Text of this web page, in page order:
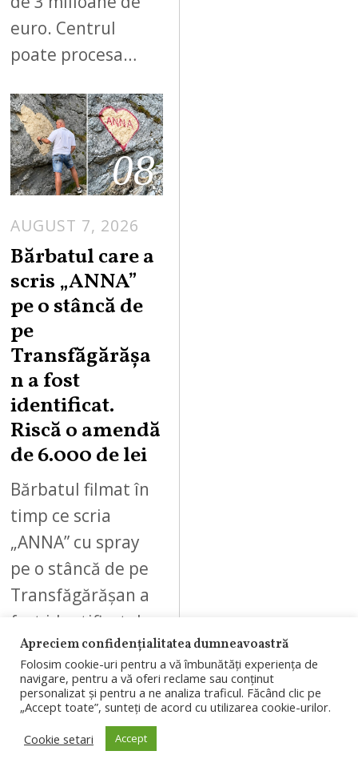
euro. Centrul
poate procesa…
08
AUGUST 7, 2026
Bărbatul care a
scris „ANNA”
pe o stâncă de
pe
Transfăgărășa
n a fost
identificat.
Riscă o amendă
de 6.000 de lei
Bărbatul filmat în
timp ce scria
„ANNA” cu spray
pe o stâncă de pe
Transfăgărășan a
fost identificat de
polițiști. Garda
de…
Apreciem confidențialitatea dumneavoastră
Folosim cookie-uri pentru a vă îmbunătăți experiența de
navigare, pentru a vă oferi reclame sau conținut
personalizat și pentru a ne analiza traficul. Făcând clic pe
„Accept toate”, sunteți de acord cu utilizarea cookie-urilor.
Cookie setari
Accept